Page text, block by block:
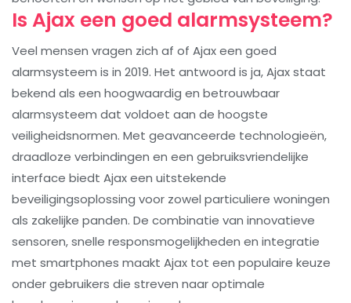
Is Ajax een goed alarmsysteem?
Veel mensen vragen zich af of Ajax een goed
alarmsysteem is in 2019. Het antwoord is ja, Ajax staat
bekend als een hoogwaardig en betrouwbaar
alarmsysteem dat voldoet aan de hoogste
veiligheidsnormen. Met geavanceerde technologieën,
draadloze verbindingen en een gebruiksvriendelijke
interface biedt Ajax een uitstekende
beveiligingsoplossing voor zowel particuliere woningen
als zakelijke panden. De combinatie van innovatieve
sensoren, snelle responsmogelijkheden en integratie
met smartphones maakt Ajax tot een populaire keuze
onder gebruikers die streven naar optimale